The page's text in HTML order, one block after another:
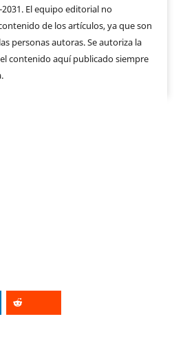
El equipo editorial no
de los artículos, ya que son
personas autoras. Se autoriza la
contenido aquí publicado siempre